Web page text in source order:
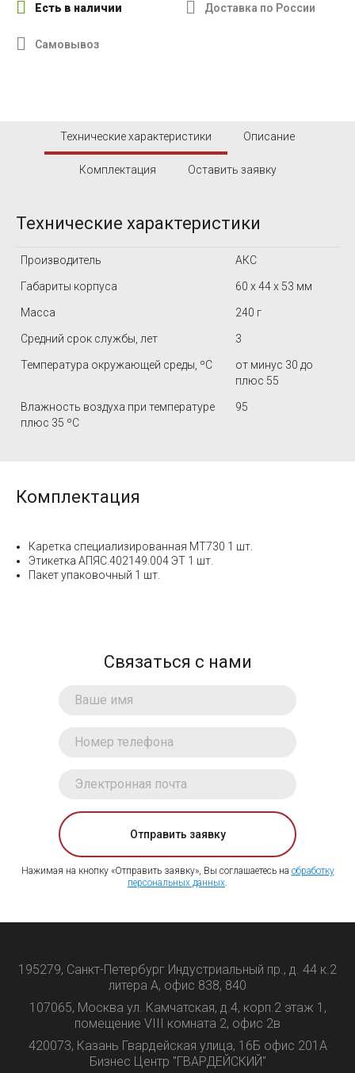
Есть в наличии Доставка по России
Самовывоз
Технические характеристики Описание
Комплектация Оставить заявку
Технические характеристики
Производитель АКС
Габариты корпуса 60 х 44 х 53 мм
Масса 240 г
Средний срок службы, лет 3
Температура окружающей среды, ºС
от минус 30 до
плюс 55
Влажность воздуха при температуре
плюс 35 ºС
95
Комплектация
Каретка специализированная MT730 1 шт.
Этикетка АПЯС.402149.004 ЭТ 1 шт.
Пакет упаковочный 1 шт.
Связаться с нами
Отправить заявку
Нажимая на кнопку «Отправить заявку», Вы соглашаетесь на обработку
персональных данных.
195279, Санкт-Петербург Индустриальный пр., д. 44 к.2
литера А, офис 838, 840
107065, Москва ул. Камчатская, д.4, корп.2 этаж 1,
помещение VIII комната 2, офис 2в
420073, Казань Гвардейская улица, 16Б офис 201А
Бизнес Центр "ГВАРДЕЙСКИЙ"